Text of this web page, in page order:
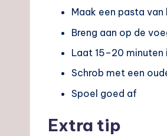
Maak een pasta
Breng aan op de
Laat 15–20 minuten
Schrob met een
Spoel goed af
Extra tip